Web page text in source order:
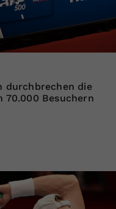
durchbrechen die
70.000 Besuchern